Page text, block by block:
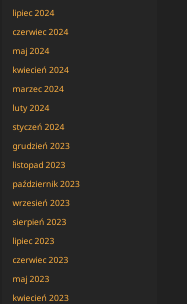
lipiec 2024
czerwiec 2024
maj 2024
kwiecień 2024
marzec 2024
luty 2024
styczeń 2024
grudzień 2023
listopad 2023
październik 2023
wrzesień 2023
sierpień 2023
lipiec 2023
czerwiec 2023
maj 2023
kwiecień 2023